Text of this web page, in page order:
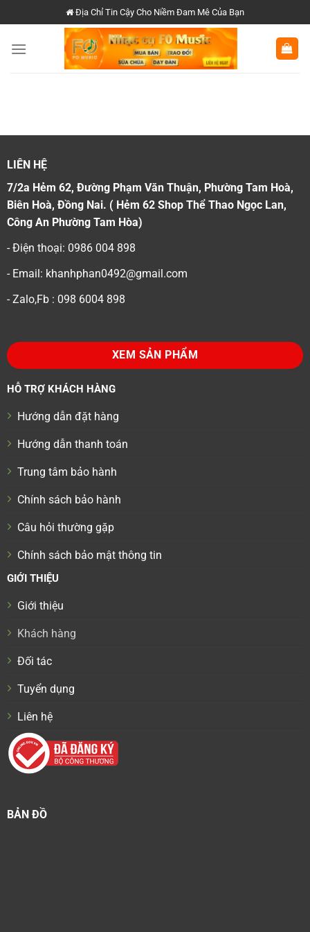
đến
nội
Địa Chỉ Tin Cậy Cho Niềm Đam Mê Của Bạn
LIÊN HỆ
7/2a Hẻm 62, Đường Phạm Văn Thuận, Phường Tam Hoà,
Biên Hoà, Đồng Nai. ( Hẻm 62 Shop Thể Thao Ngọc Lan,
Công An Phường Tam Hòa)
- Điện thoại: 0986 004 898
- Email: khanhphan0492@gmail.com
- Zalo,Fb : 098 6004 898
XEM SẢN PHẨM
HỖ TRỢ KHÁCH HÀNG
Hướng dẫn đặt hàng
Hướng dẫn thanh toán
Trung tâm bảo hành
Chính sách bảo hành
Câu hỏi thường gặp
Chính sách bảo mật thông tin
GIỚI THIỆU
Giới thiệu
Khách hàng
Đối tác
Tuyển dụng
Liên hệ
BẢN ĐỒ